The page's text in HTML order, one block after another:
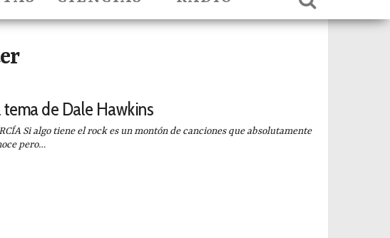
tema de Dale Hawkins
Si algo tiene el rock es un montón de canciones que absolutamente
pero…